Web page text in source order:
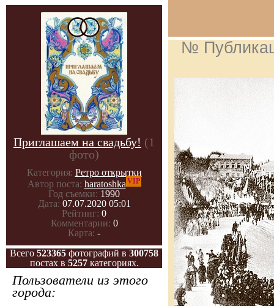
Приглашаем на свадьбу! (1
фото)
Категория: Ретро открытки
Автор поста: haratoshka VIP
Год съемки: 1990
Дата: 07.07.2020 05:01
Рейтинг: 0
Комментарии: 0
Карта: -
Всего 523365 фотографий в 300758
постах в 5257категориях.
Пользователи из этого
города:
№